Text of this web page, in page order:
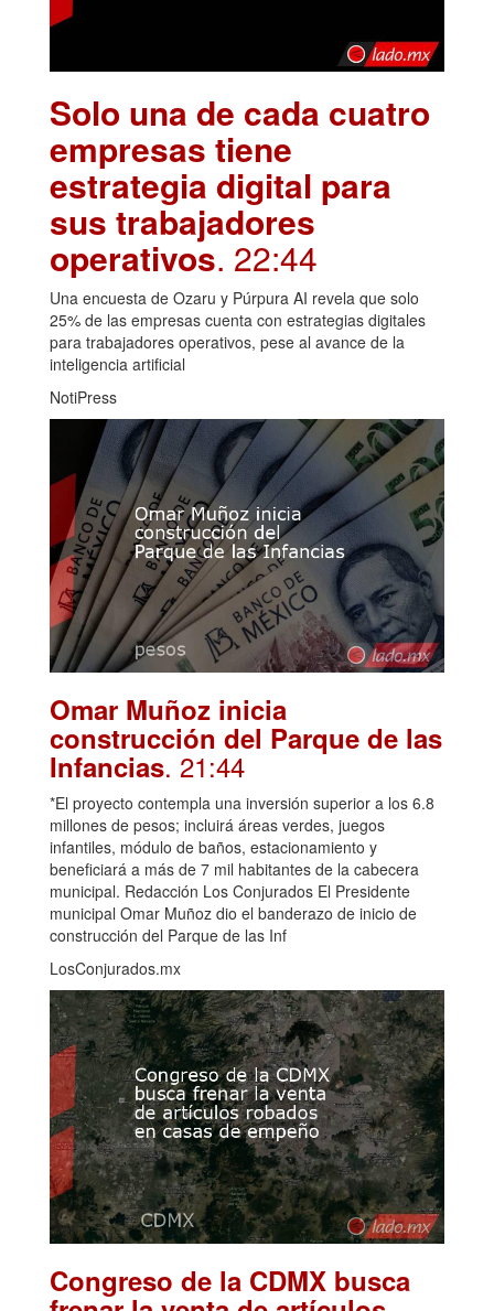
Solo una de cada cuatro
empresas tiene
estrategia digital para
sus trabajadores
operativos. 22:44
Una encuesta de Ozaru y Púrpura AI revela que solo
25% de las empresas cuenta con estrategias digitales
para trabajadores operativos, pese al avance de la
inteligencia artificial
NotiPress
Omar Muñoz inicia
construcción del Parque de las
Infancias. 21:44
*El proyecto contempla una inversión superior a los 6.8
millones de pesos; incluirá áreas verdes, juegos
infantiles, módulo de baños, estacionamiento y
beneficiará a más de 7 mil habitantes de la cabecera
municipal. Redacción Los Conjurados El Presidente
municipal Omar Muñoz dio el banderazo de inicio de
construcción del Parque de las Inf
LosConjurados.mx
Congreso de la CDMX busca